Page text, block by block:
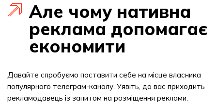
Але чому нативна
реклама допомагає
економити
Давайте спробуємо поставити себе на місце власника
популярного телеграм-каналу. Уявіть, до вас приходить
рекламодавець із запитом на розміщення реклами.